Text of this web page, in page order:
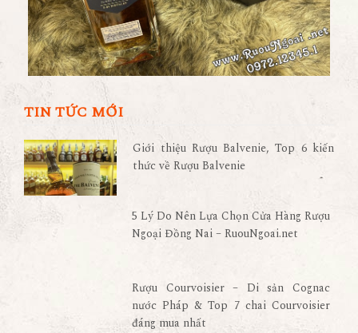
TIN TỨC MỚI
Giới thiệu Rượu Balvenie, Top 6 kiến
thức về Rượu Balvenie
5 Lý Do Nên Lựa Chọn Cửa Hàng Rượu
Ngoại Đồng Nai – RuouNgoai.net
Rượu Courvoisier – Di sản Cognac
nước Pháp & Top 7 chai Courvoisier
đáng mua nhất